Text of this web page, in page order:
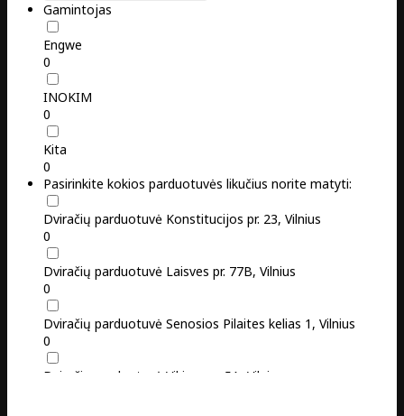
Gamintojas
Engwe
0
INOKIM
0
Kita
0
Pasirinkite kokios parduotuvės likučius norite matyti:
Dviračių parduotuvė Konstitucijos pr. 23, Vilnius
0
Dviračių parduotuvė Laisves pr. 77B, Vilnius
0
Dviračių parduotuvė Senosios Pilaites kelias 1, Vilnius
0
Dviračių parduotuvė Vikingų g. 5A, Vilnius